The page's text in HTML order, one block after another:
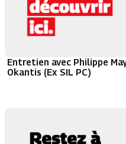
Entretien avec Philippe
Okantis (Ex SIL PC)